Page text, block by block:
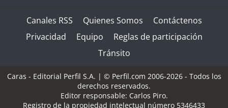
Canales RSS Quienes Somos
Contáctenos
Privacidad
Equipo
Reglas de participación
Tránsito
Caras - Editorial Perfil S.A. | © Perfil.com 2006-2026 - Todos los
derechos reservados.
Editor responsable: Carlos Piro.
Registro de la propiedad intelectual número 5346433